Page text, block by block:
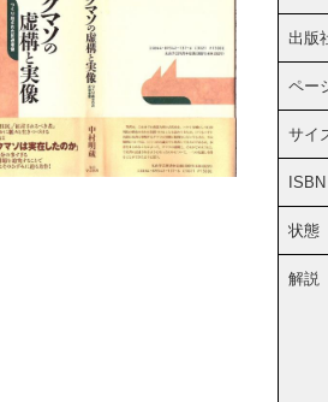
出版
ペー
サイ
ISBN
状態
解説